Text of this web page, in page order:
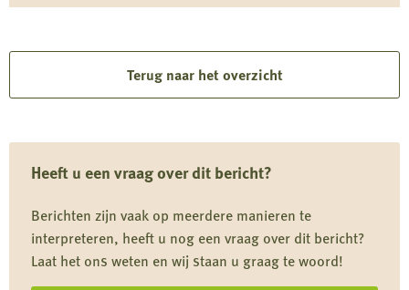
Heeft u een vraag over dit bericht?
Berichten zijn vaak op meerdere manieren te
interpreteren, heeft u nog een vraag over dit bericht?
Laat het ons weten en wij staan u graag te woord!
zwijnen
Provincie
wijziging
juridische
populatiebeheer
exoten
Terug naar het overzicht